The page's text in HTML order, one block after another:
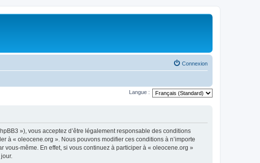
Connexion
Langue :
»), vous acceptez d’être légalement responsable des conditions
à « oleocene.org ». Nous pouvons modifier ces conditions à n’importe
même. En effet, si vous continuez à participer à « oleocene.org »